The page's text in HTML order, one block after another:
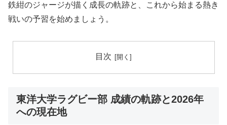
鉄紺のジャージが描く成長の軌跡と、これから始まる熱き
戦いの予習を始めましょう。
目次
東洋大学ラグビー部 成績の軌跡と2026年
への現在地